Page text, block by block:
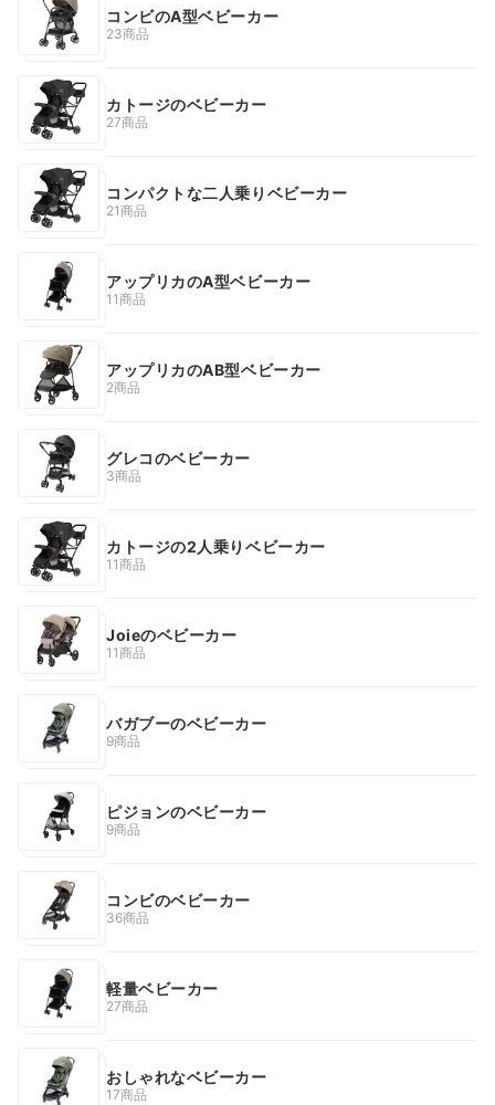
コンビのA型ベビーカー
23商品
カトージのベビーカー
27商品
コンパクトな二人乗りベビーカー
21商品
アップリカのA型ベビーカー
11商品
アップリカのAB型ベビーカー
2商品
グレコのベビーカー
3商品
カトージの2人乗りベビーカー
11商品
Joieのベビーカー
11商品
バガブーのベビーカー
9商品
ピジョンのベビーカー
9商品
コンビのベビーカー
36商品
軽量ベビーカー
27商品
おしゃれなベビーカー
17商品